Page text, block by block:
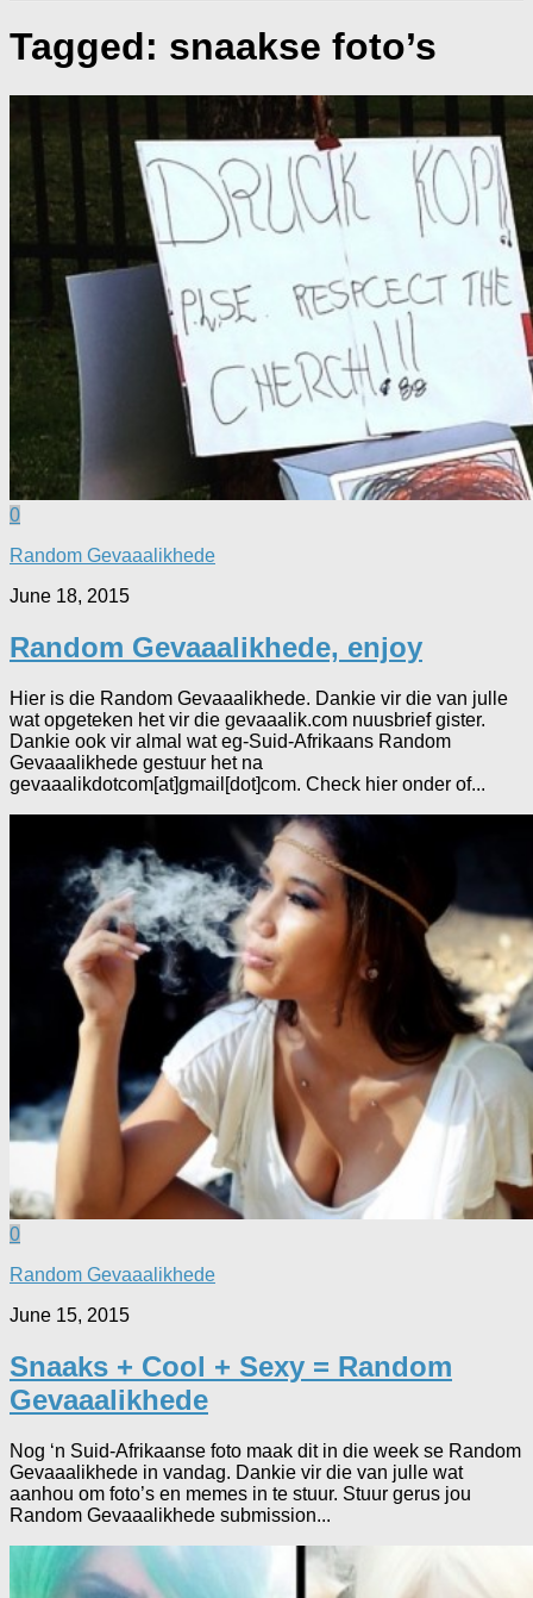
Tagged: snaakse foto’s
0
Random Gevaaalikhede
June 18, 2015
Random Gevaaalikhede, enjoy
Hier is die Random Gevaaalikhede. Dankie vir die van julle
wat opgeteken het vir die gevaaalik.com nuusbrief gister.
Dankie ook vir almal wat eg-Suid-Afrikaans Random
Gevaaalikhede gestuur het na
gevaaalikdotcom[at]gmail[dot]com. Check hier onder of...
0
Random Gevaaalikhede
June 15, 2015
Snaaks + Cool + Sexy = Random
Gevaaalikhede
Nog ‘n Suid-Afrikaanse foto maak dit in die week se Random
Gevaaalikhede in vandag. Dankie vir die van julle wat
aanhou om foto’s en memes in te stuur. Stuur gerus jou
Random Gevaaalikhede submission...